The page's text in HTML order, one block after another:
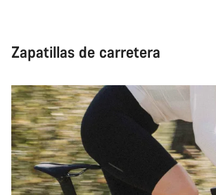
Zapatillas de carretera